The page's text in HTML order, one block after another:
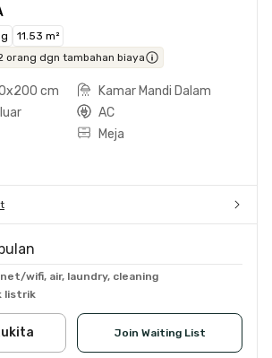
11.53 m²
orang dgn tambahan biaya
cm
Kamar Mandi Dalam
AC
Meja
wifi, air, laundry, cleaning
listrik
Join Waiting List